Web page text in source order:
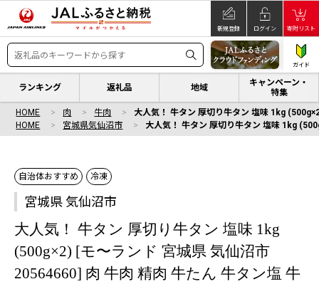
新規登録 ログイン 寄附リスト
ガイド
ランキング 返礼品 地域
キャンペーン・
特集
HOME 肉 牛肉
大人気！ 牛タン 厚切り牛タン 塩味 1kg
HOME
宮城県気仙沼市 大人気！ 牛タン 厚切り牛タン 塩味 1kg
自治体おすすめ 冷凍
宮城県 気仙沼市
大人気！ 牛タン 厚切り牛タン 塩味 1kg
(500g×2) [モ〜ランド 宮城県 気仙沼市
20564660] 肉 牛肉 精肉 牛たん 牛タン塩 牛